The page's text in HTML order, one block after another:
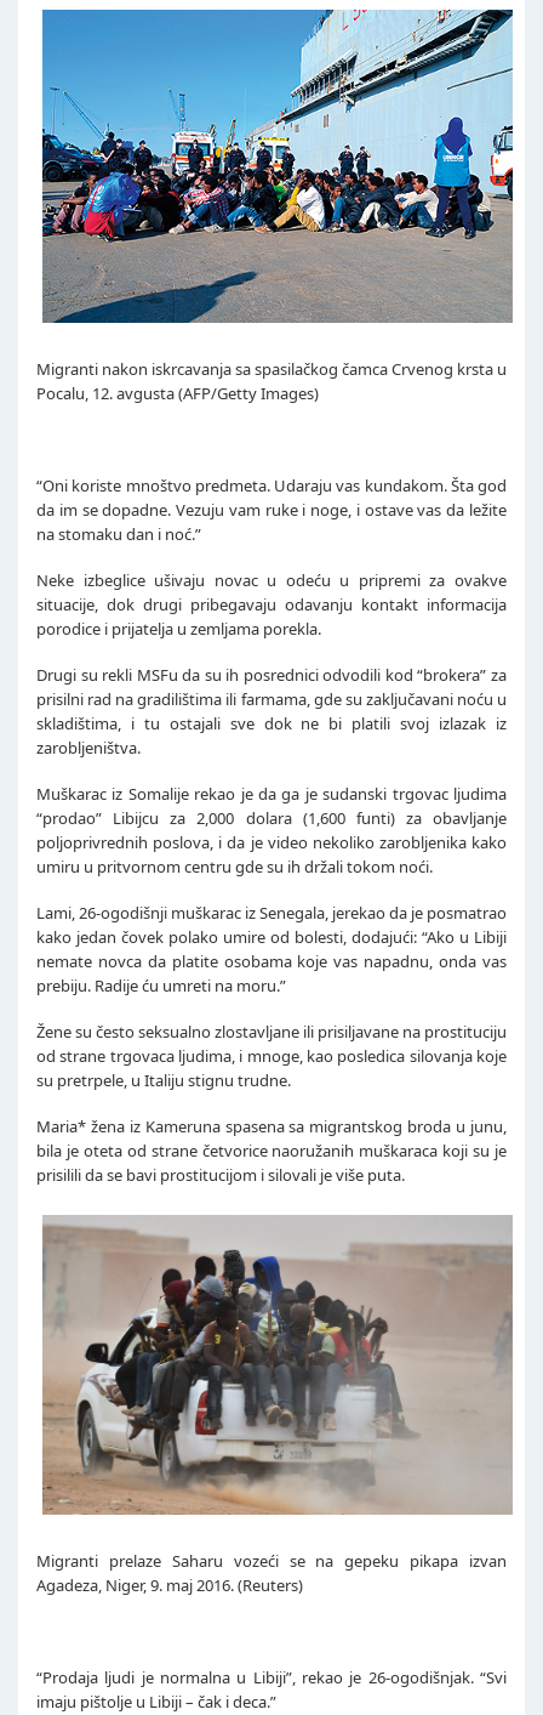
Migranti nakon iskrcavanja sa spasilačkog čamca Crvenog krsta u
Pocalu, 12. avgusta (AFP/Getty Images)
“Oni koriste mnoštvo predmeta. Udaraju vas kundakom. Šta god
da im se dopadne. Vezuju vam ruke i noge, i ostave vas da ležite
na stomaku dan i noć.”
Neke izbeglice ušivaju novac u odeću u pripremi za ovakve
situacije, dok drugi pribegavaju odavanju kontakt informacija
porodice i prijatelja u zemljama porekla.
Drugi su rekli MSFu da su ih posrednici odvodili kod “brokera” za
prisilni rad na gradilištima ili farmama, gde su zaključavani noću u
skladištima, i tu ostajali sve dok ne bi platili svoj izlazak iz
zarobljeništva.
Muškarac iz Somalije rekao je da ga je sudanski trgovac ljudima
“prodao” Libijcu za 2,000 dolara (1,600 funti) za obavljanje
poljoprivrednih poslova, i da je video nekoliko zarobljenika kako
umiru u pritvornom centru gde su ih držali tokom noći.
Lami, 26-ogodišnji muškarac iz Senegala, jerekao da je posmatrao
kako jedan čovek polako umire od bolesti, dodajući: “Ako u Libiji
nemate novca da platite osobama koje vas napadnu, onda vas
prebiju. Radije ću umreti na moru.”
Žene su često seksualno zlostavljane ili prisiljavane na prostituciju
od strane trgovaca ljudima, i mnoge, kao posledica silovanja koje
su pretrpele, u Italiju stignu trudne.
Maria* žena iz Kameruna spasena sa migrantskog broda u junu,
bila je oteta od strane četvorice naoružanih muškaraca koji su je
prisilili da se bavi prostitucijom i silovali je više puta.
Migranti prelaze Saharu vozeći se na gepeku pikapa izvan
Agadeza, Niger, 9. maj 2016. (Reuters)
“Prodaja ljudi je normalna u Libiji”, rekao je 26-ogodišnjak. “Svi
imaju pištolje u Libiji – čak i deca.”